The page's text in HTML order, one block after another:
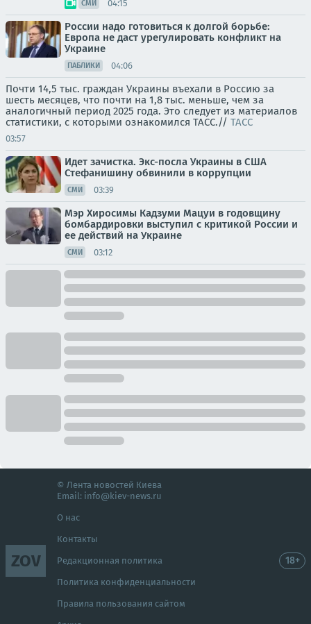
СМИ 04:15
России надо готовиться к долгой борьбе:
Европа не даст урегулировать конфликт на
Украине
ПАБЛИКИ 04:06
Почти 14,5 тыс. граждан Украины въехали в Россию за
шесть месяцев, что почти на 1,8 тыс. меньше, чем за
аналогичный период 2025 года. Это следует из материалов
статистики, с которыми ознакомился ТАСС.// ТАСС
03:57
Идет зачистка. Экс-посла Украины в США
Стефанишину обвинили в коррупции
СМИ 03:39
Мэр Хиросимы Кадзуми Мацуи в годовщину
бомбардировки выступил с критикой России и
ее действий на Украине
СМИ 03:12
ZOV
© Лента новостей Киева
Email: info@kiev-news.ru
О нас
Контакты
Редакционная политика
Политика конфиденциальности
Правила пользования сайтом
18+